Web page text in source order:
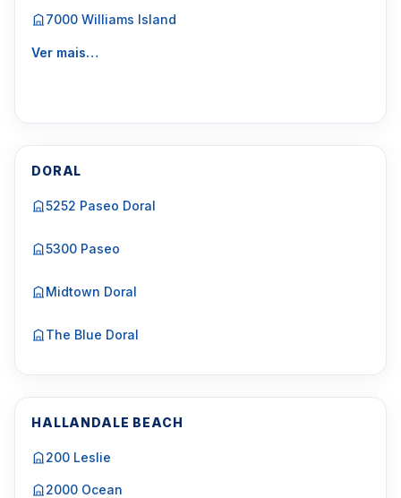
7000 Williams Island
Ver mais…
DORAL
5252 Paseo Doral
5300 Paseo
Midtown Doral
The Blue Doral
HALLANDALE BEACH
200 Leslie
2000 Ocean